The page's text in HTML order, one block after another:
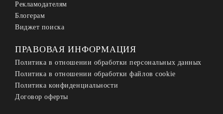
Рекламодателям
Блогерам
Виджет поиска
ПРАВОВАЯ ИНФОРМАЦИЯ
Политика в отношении обработки персональных данных
Политика в отношении обработки файлов cookie
Политика конфиденциальности
Договор оферты